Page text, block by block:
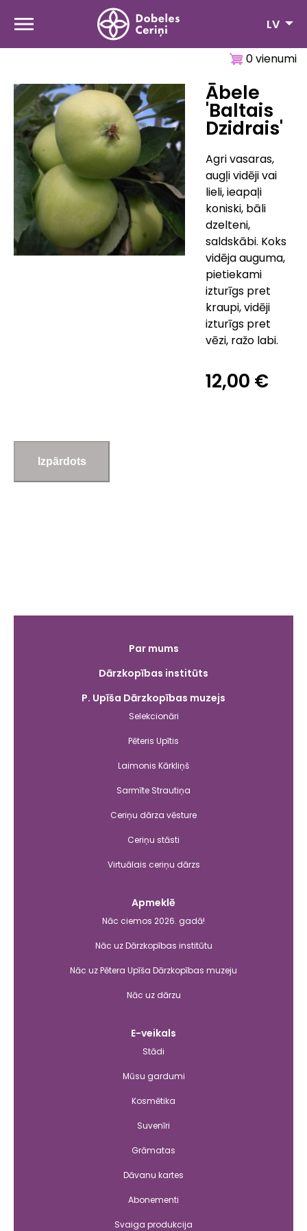
galveno LV
0 vienumi
Ābele
'Baltais
Dzidrais'
Agri vasaras,
augļi vidēji vai
lieli, ieapaļi
koniski, bāli
dzelteni,
saldskābi. Koks
vidēja auguma,
pietiekami
izturīgs pret
kraupi, vidēji
izturīgs pret
vēzi, ražo labi.
12,00 €
Par mums
Dārzkopības institūts
P. Upīša Dārzkopības muzejs
Selekcionāri
Pēteris Upītis
Laimonis Kārkliņš
Sarmīte Strautiņa
Ceriņu dārza vēsture
Ceriņu stāsti
Virtuālais ceriņu dārzs
Apmeklē
Nāc ciemos 2026. gadā!
Nāc uz Dārzkopības institūtu
Nāc uz Pētera Upīša Dārzkopības muzeju
Nāc uz dārzu
E-veikals
Stādi
Mūsu gardumi
Kosmētika
Suvenīri
Grāmatas
Dāvanu kartes
Abonementi
Svaiga produkcija